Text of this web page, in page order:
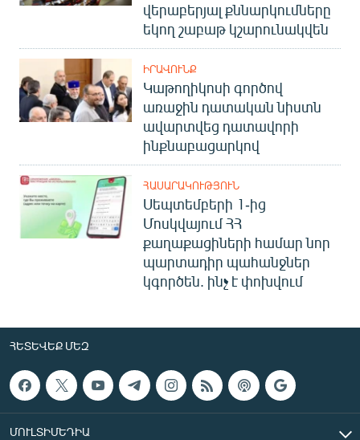
վերաբերյալ քննարկումները
եկող շաբաթ կշարունակվեն
ԻՐԱՎՈՒՆՔ
Կաթողիկոսի գործով
առաջին դատական նիստն
ավարտվեց դատավորի
ինքնաբացարկով
ՀԱՍԱՐԱԿՈՒԹՅՈՒՆ
Սեպտեմբերի 1-ից
Մոսկվայում ՀՀ
քաղաքացիների համար նոր
պարտադիր պահանջներ
կգործեն. ինչ է փոխվում
ՀԵՏԵՎԵՔ ՄԵԶ
ՄՈՒԼՏԻՄԵԴԻԱ